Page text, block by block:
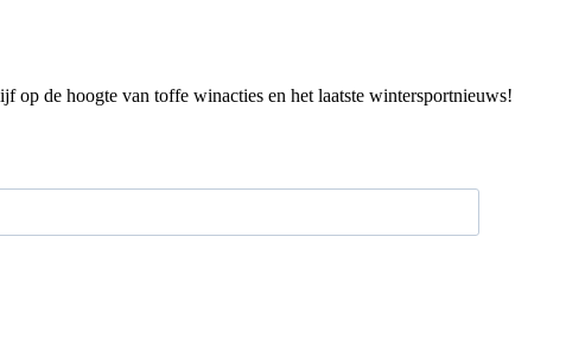
op de hoogte van toffe winacties en het laatste wintersportnieuws!